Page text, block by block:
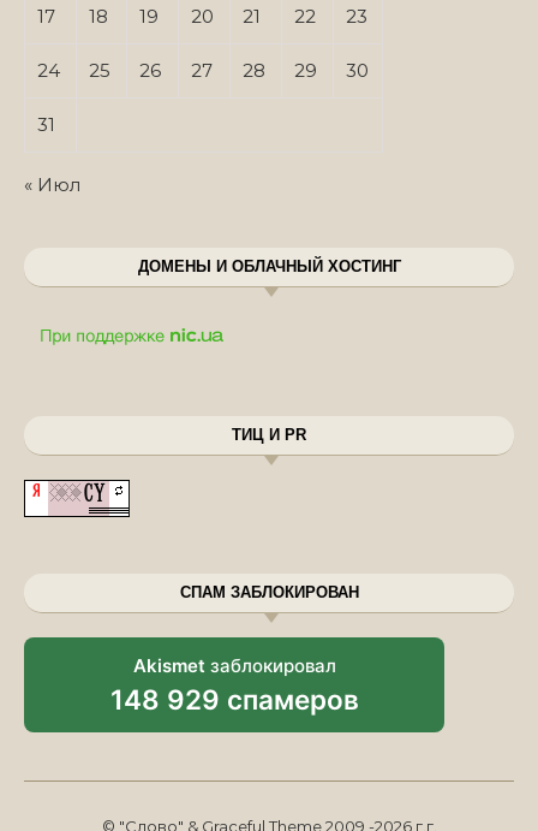
17 18 19 20 21 22 23
24 25 26 27 28 29 30
31
« Июл
ДОМЕНЫ И ОБЛАЧНЫЙ ХОСТИНГ
ТИЦ И PR
СПАМ ЗАБЛОКИРОВАН
Akismet заблокировал
148 929 спамеров
© "Слово" & Graceful Theme 2009 -2026 г.г.